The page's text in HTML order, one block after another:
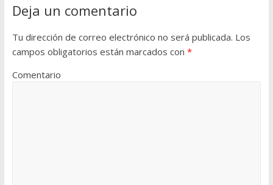
Deja un comentario
Tu dirección de correo electrónico no será publicada. Los
campos obligatorios están marcados con *
Comentario